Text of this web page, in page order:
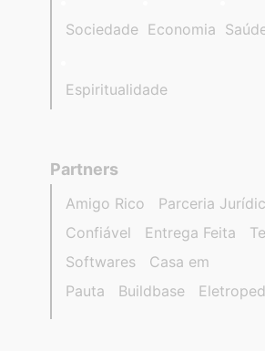
Sociedade Economia
Espiritualidade
Partners
Amigo Rico Parceria
Confiável
Entrega Feita
Softwares
Casa em
Pauta
Buildbase